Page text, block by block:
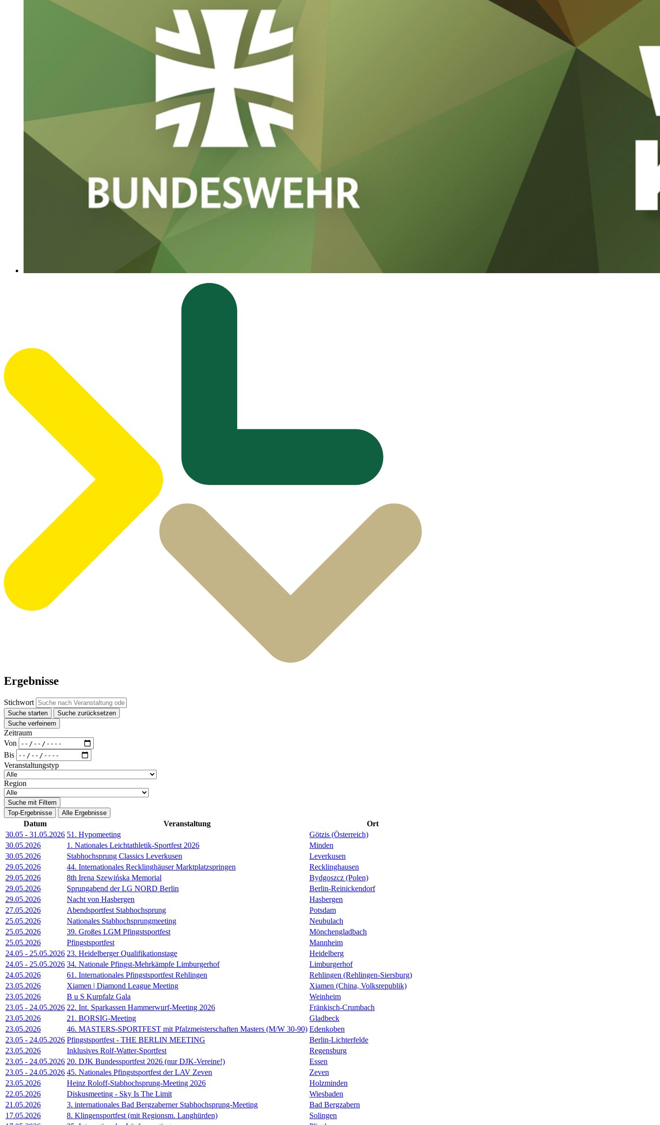
Ergebnisse
Stichwort
Suche starten
Suche zurücksetzen
Suche verfeinern
Zeitraum
Von
Bis
Veranstaltungstyp
Region
Suche mit Filtern
Top-Ergebnisse
Alle Ergebnisse
Datum Veranstaltung
Ort
30.05 - 31.05.2026 51. Hypomeeting
Götzis (Österreich)
30.05.2026
1. Nationales Leichtathletik-Sportfest 2026
Minden
30.05.2026
Stabhochsprung Classics Leverkusen
Leverkusen
29.05.2026
44. Internationales Recklinghäuser Marktplatzspringen
Recklinghausen
29.05.2026
8th Irena Szewińska Memorial
Bydgoszcz (Polen)
29.05.2026
Sprungabend der LG NORD Berlin
Berlin-Reinickendorf
29.05.2026
Nacht von Hasbergen
Hasbergen
27.05.2026
Abendsportfest Stabhochsprung
Potsdam
25.05.2026
Nationales Stabhochsprungmeeting
Neubulach
25.05.2026
39. Großes LGM Pfingstsportfest
Mönchengladbach
25.05.2026
Pfingstsportfest
Mannheim
24.05 - 25.05.2026 23. Heidelberger Qualifikationstage
Heidelberg
24.05 - 25.05.2026 34. Nationale Pfingst-Mehrkämpfe Limburgerhof
Limburgerhof
24.05.2026
61. Internationales Pfingstsportfest Rehlingen
Rehlingen (Rehlingen-Siersburg)
23.05.2026
Xiamen | Diamond League Meeting
Xiamen (China, Volksrepublik)
23.05.2026
B u S Kurpfalz Gala
Weinheim
23.05 - 24.05.2026 22. Int. Sparkassen Hammerwurf-Meeting 2026
Fränkisch-Crumbach
23.05.2026
21. BORSIG-Meeting
Gladbeck
23.05.2026
46. MASTERS-SPORTFEST mit Pfalzmeisterschaften Masters (M/W 30-90) Edenkoben
23.05 - 24.05.2026 Pfingstsportfest - THE BERLIN MEETING
Berlin-Lichterfelde
23.05.2026
Inklusives Rolf-Watter-Sportfest
Regensburg
23.05 - 24.05.2026 20. DJK Bundessportfest 2026 (nur DJK-Vereine!)
Essen
23.05 - 24.05.2026 45. Nationales Pfingstsportfest der LAV Zeven
Zeven
23.05.2026
Heinz Roloff-Stabhochsprung-Meeting 2026
Holzminden
22.05.2026
Diskusmeeting - Sky Is The Limit
Wiesbaden
21.05.2026
3. internationales Bad Bergzaberner Stabhochsprung-Meeting
Bad Bergzabern
17.05.2026
8. Klingensportfest (mit Regionsm. Langhürden)
Solingen